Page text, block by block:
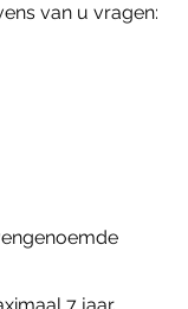
van u vragen: